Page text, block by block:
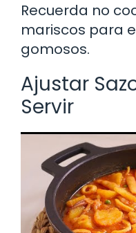
Recuerda no
mariscos para
gomosos.
Ajustar
Servir